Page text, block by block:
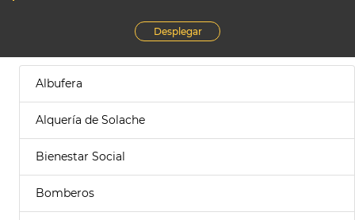
Desplegar
Albufera
Alquería de Solache
Bienestar Social
Bomberos